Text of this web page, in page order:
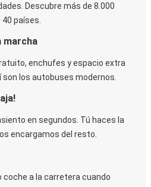
Descubre más de 8.000
países.
marcha
enchufes y espacio extra
son los autobuses modernos.
en segundos. Tú haces la
encargamos del resto.
coche a la carretera cuando